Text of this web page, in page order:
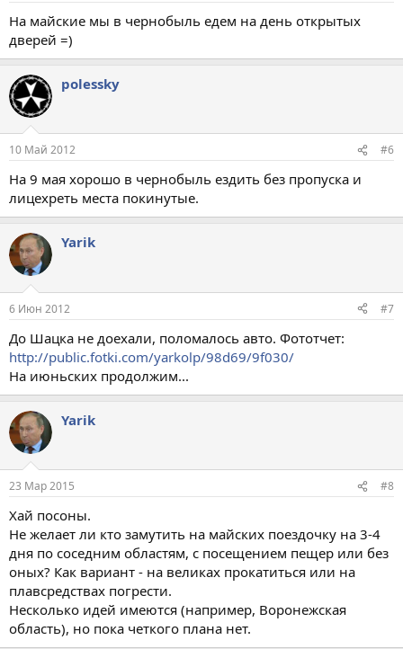
На майские мы в чернобыль едем на день открытых
дверей =)
polessky
10 Май 2012 #6
На 9 мая хорошо в чернобыль ездить без пропуска и
лицехреть места покинутые.
Yarik
6 Июн 2012 #7
До Шацка не доехали, поломалось авто. Фототчет:
http://public.fotki.com/yarkolp/98d69/9f030/
На июньских продолжим...
Yarik
23 Мар 2015 #8
Хай посоны.
Не желает ли кто замутить на майских поездочку на 3-4
дня по соседним областям, с посещением пещер или без
оных? Как вариант - на великах прокатиться или на
плавсредствах погрести.
Несколько идей имеются (например, Воронежская
область), но пока четкого плана нет.